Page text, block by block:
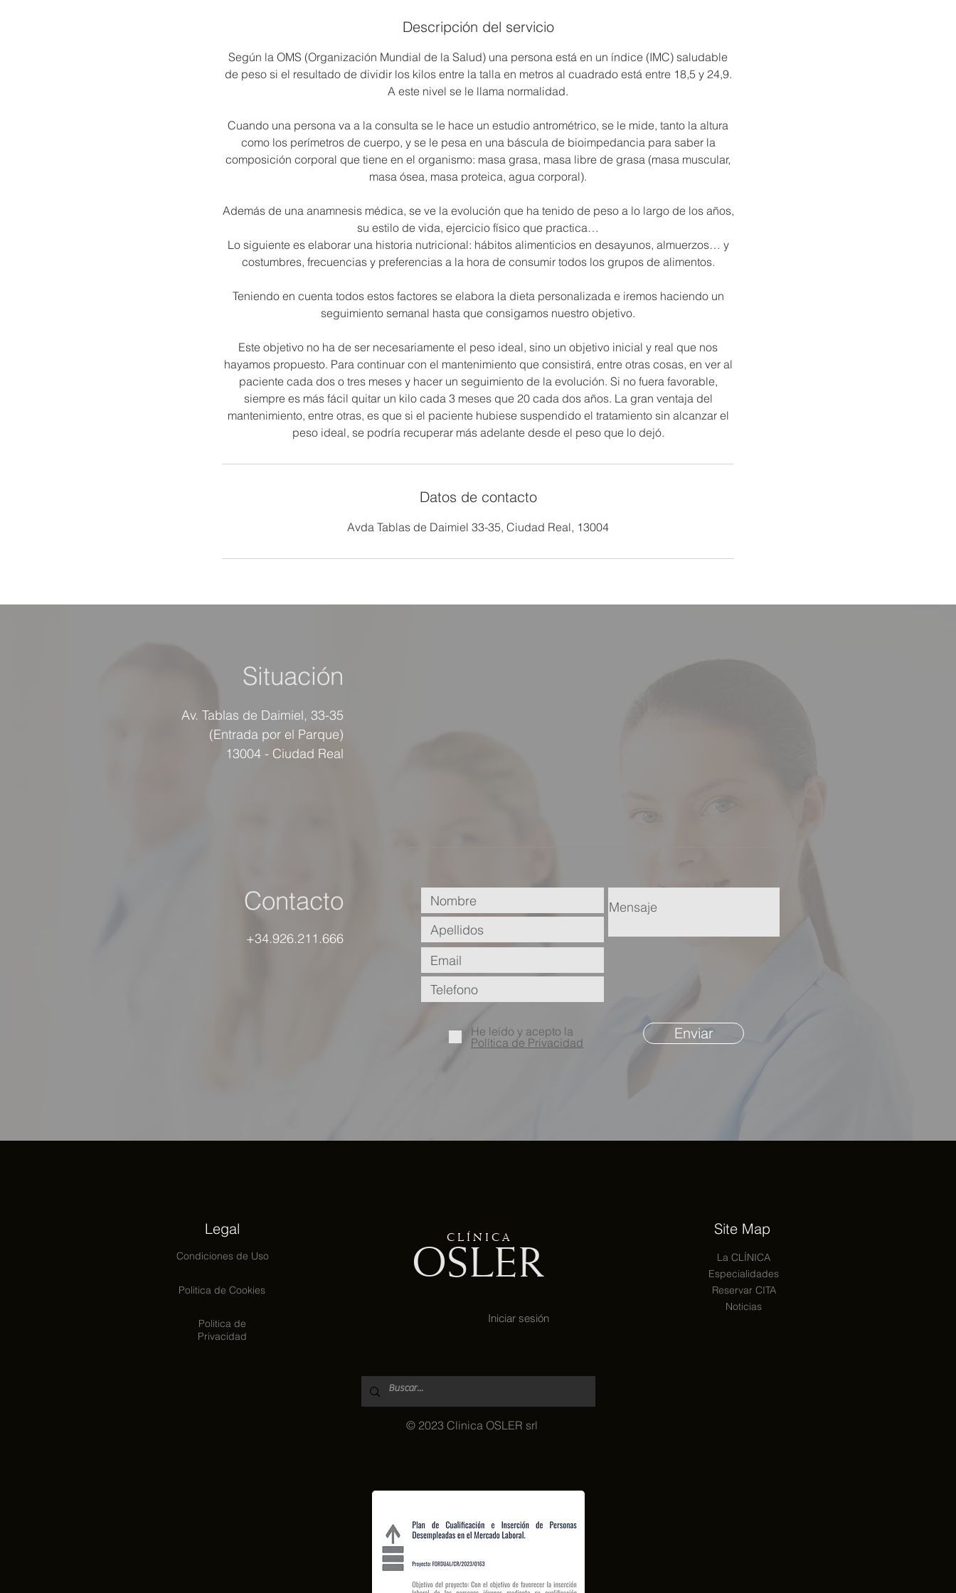
Descripción del servicio
Según la OMS (Organización Mundial de la Salud) una persona está en un índice (IMC) saludable
de peso si el resultado de dividir los kilos entre la talla en metros al cuadrado está entre 18,5 y 24,9.
A este nivel se le llama normalidad.
Cuando una persona va a la consulta se le hace un estudio antrométrico, se le mide, tanto la altura
como los perímetros de cuerpo, y se le pesa en una báscula de bioimpedancia para saber la
composición corporal que tiene en el organismo: masa grasa, masa libre de grasa (masa muscular,
masa ósea, masa proteica, agua corporal).
Además de una anamnesis médica, se ve la evolución que ha tenido de peso a lo largo de los años,
su estilo de vida, ejercicio físico que practica…
Lo siguiente es elaborar una historia nutricional: hábitos alimenticios en desayunos, almuerzos… y
costumbres, frecuencias y preferencias a la hora de consumir todos los grupos de alimentos.
Teniendo en cuenta todos estos factores se elabora la dieta personalizada e iremos haciendo un
seguimiento semanal hasta que consigamos nuestro objetivo.
Este objetivo no ha de ser necesariamente el peso ideal, sino un objetivo inicial y real que nos
hayamos propuesto. Para continuar con el mantenimiento que consistirá, entre otras cosas, en ver al
paciente cada dos o tres meses y hacer un seguimiento de la evolución. Si no fuera favorable,
siempre es más fácil quitar un kilo cada 3 meses que 20 cada dos años. La gran ventaja del
mantenimiento, entre otras, es que si el paciente hubiese suspendido el tratamiento sin alcanzar el
peso ideal, se podría recuperar más adelante desde el peso que lo dejó.
Datos de contacto
Avda Tablas de Daimiel 33-35, Ciudad Real, 13004
Situación
Av. Tablas de Daimiel, 33-35
(Entrada por el Parque)
13004 - Ciudad Real
Contacto
+34.926.211.666
He leído y acepto la
Política de Privacidad
Enviar
Legal
Condiciones de Uso
Politica de Cookies
Politica de
Privacidad
C L Í N I C A
OSLER
Iniciar sesión
Site Map
La CLÍNICA
Especialidades
Reservar CITA
Noticias
© 2023 Clinica OSLER srl